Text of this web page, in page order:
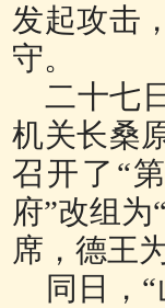
发起攻击
守。
二十七
机关长桑
召开了“
府”改组
席，德王
同日，“